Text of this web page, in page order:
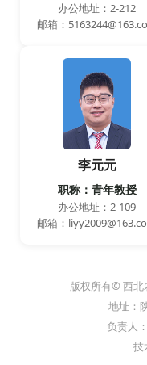
办公地址：2-212
邮箱：
李元元
职称：青年教授
办公地址：2-109
邮箱：
版权所有© 西北
地址：
负责人
技